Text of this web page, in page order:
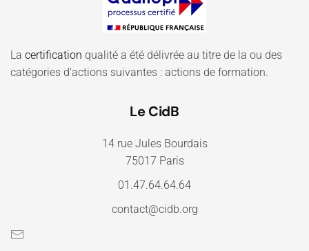
La certification qualité a été délivrée au titre de la ou des
catégories d'actions suivantes : actions de formation.
Le CidB
14 rue Jules Bourdais
75017 Paris
01.47.64.64.64
contact@cidb.org